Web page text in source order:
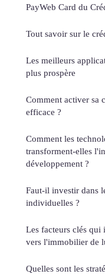
PayWeb Card du
Tout savoir sur le
Les meilleurs
plus prospère
Comment activer sa
efficace ?
Comment les
transforment-elles
développement ?
Faut-il investir dans
individuelles ?
Les facteurs clés qui
vers l'immobilier de
Quelles sont les